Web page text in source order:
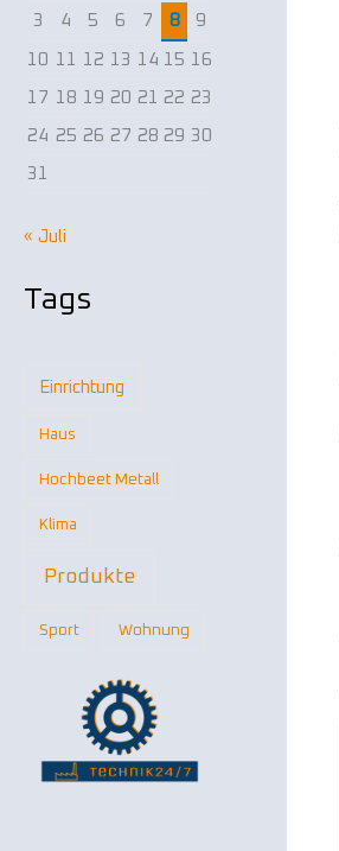
3 4 5 6 7 8 9
10 11 12 13 14 15 16
17 18 19 20 21 22 23
24 25 26 27 28 29 30
31
« Juli
Tags
Einrichtung
Haus
Hochbeet Metall
Klima
Produkte
Sport Wohnung